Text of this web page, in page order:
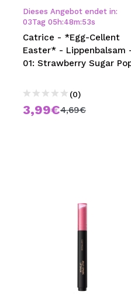
Dieses Angebot endet in:
03Tag 05 h:48m:52s
Catrice - *Egg-Cellent
Easter* - Lippenbalsam
01: Strawberry Sugar
(0)
3,99€4,69€